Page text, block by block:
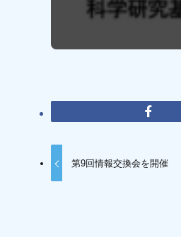
第9回情報交換会を開催